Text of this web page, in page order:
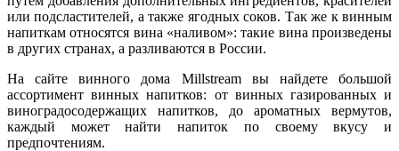
или подсластителей, а также ягодных соков. Так же к винным
напиткам относятся вина «наливом»: такие вина произведены
в других странах, а разливаются в России.
На сайте винного дома Millstream вы найдете большой
ассортимент винных напитков: от винных газированных и
виноградосодержащих напитков, до ароматных вермутов,
каждый может найти напиток по своему вкусу и
предпочтениям.